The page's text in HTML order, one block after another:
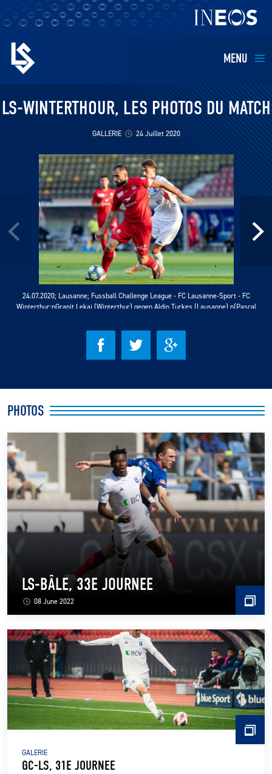
MENU
EQUIPES
BUSINESS
RESTAURATION
CLUB
LS E-SHOP
L’APP DU LS
LS ACADEMY CAMPS
MATCH DES CELEBRITES
PRESSE ET MEDIAS
LS-WINTERTHOUR, LES PHOTOS DU MATCH
GALLERIE 24 Juillet 2020
24.07.2020; Lausanne; Fussball Challenge League - FC Lausanne-Sport - FC
Winterthur;nGranit Lekaj (Winterthur) gegen Aldin Turkes (Lausanne) n(Pascal
PHOTOS
08 June 2022
LS-BÂLE, 33E JOURNEE
GALERIE
GC-LS, 31E JOURNEE